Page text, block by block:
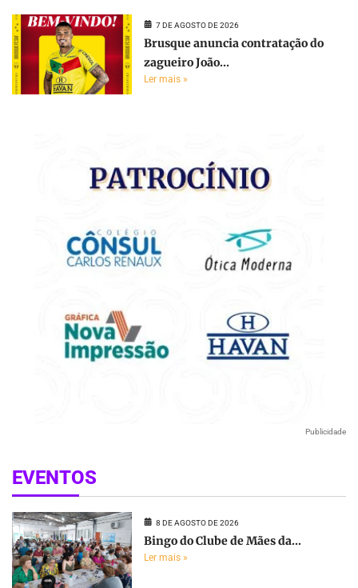
7 DE AGOSTO DE 2026
Brusque anuncia contratação do
zagueiro João...
Ler mais »
Publicidade
EVENTOS
8 DE AGOSTO DE 2026
Bingo do Clube de Mães da...
Ler mais »